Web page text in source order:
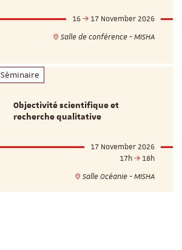
16
17 November 2026
Salle de conférence - MISHA
Séminaire
Objectivité scientifique et
recherche qualitative
17 November 2026
17h
18h
Salle Océanie - MISHA